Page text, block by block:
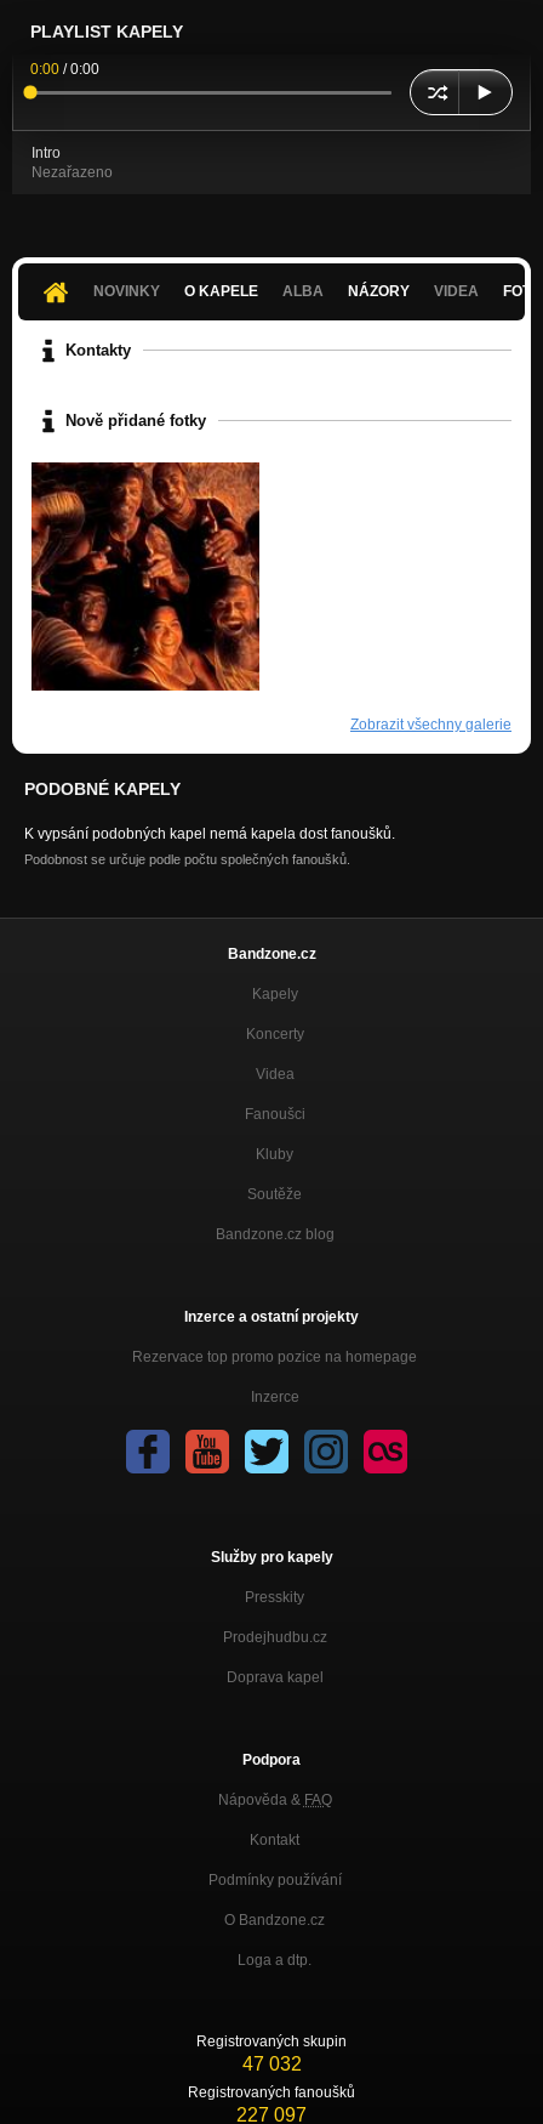
PLAYLIST KAPELY
0:00 /0:00
Intro
Nezařazeno
NOVINKY O KAPELE ALBA NÁZORY VIDEA
Kontakty
Nově přidané fotky
Zobrazit všechny galerie
PODOBNÉ KAPELY
K vypsání podobných kapel nemá kapela dost fanoušků.
Podobnost se určuje podle počtu společných fanoušků.
Bandzone.cz
Kapely
Koncerty
Videa
Fanoušci
Kluby
Soutěže
Bandzone.cz blog
Inzerce a ostatní projekty
Rezervace top promo pozice na homepage
Inzerce
Služby pro kapely
Presskity
Prodejhudbu.cz
Doprava kapel
Podpora
Nápověda & FAQ
Kontakt
Podmínky používání
O Bandzone.cz
Loga a dtp.
Registrovaných skupin
47 032
Registrovaných fanoušků
227 097